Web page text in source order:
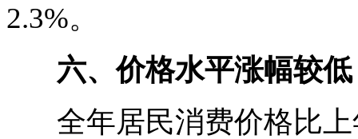
2.3%。
六、价格水平涨幅较低
全年居民消费价格比上